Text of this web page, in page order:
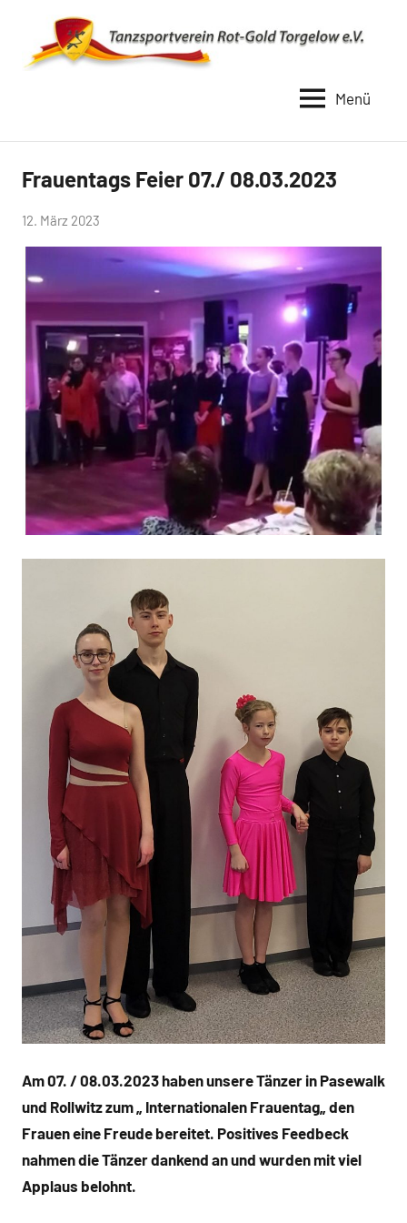
springen
Rot
Gold
1990
Menü
Uncategorized
Frauentags Feier 07./ 08.03.2023
von
Simone
Stollhoff
12. März 2023
Am 07. / 08.03.2023 haben unsere Tänzer in Pasewalk
und Rollwitz zum „ Internationalen Frauentag„ den
Frauen eine Freude bereitet. Positives Feedbeck
nahmen die Tänzer dankend an und wurden mit viel
Applaus belohnt.